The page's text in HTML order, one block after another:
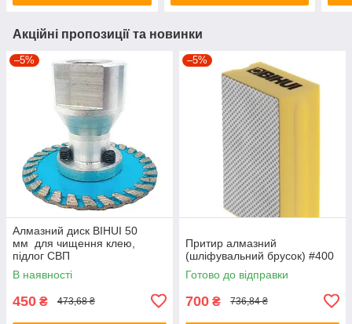
Акційні пропозиції та новинки
–5%
Алмазний диск BIHUI 50
мм для чищення клею,
підлог СВП
В наявності
450 ₴ 473,68 ₴
–5%
Притир алмазний
(шліфувальний брусок) #400
Готово до відправки
700 ₴ 736,84 ₴